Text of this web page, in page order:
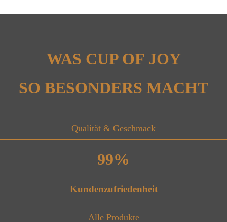
WAS CUP OF JOY
SO BESONDERS MACHT
Qualität & Geschmack
99%
Kundenzufriedenheit
Alle Produkte